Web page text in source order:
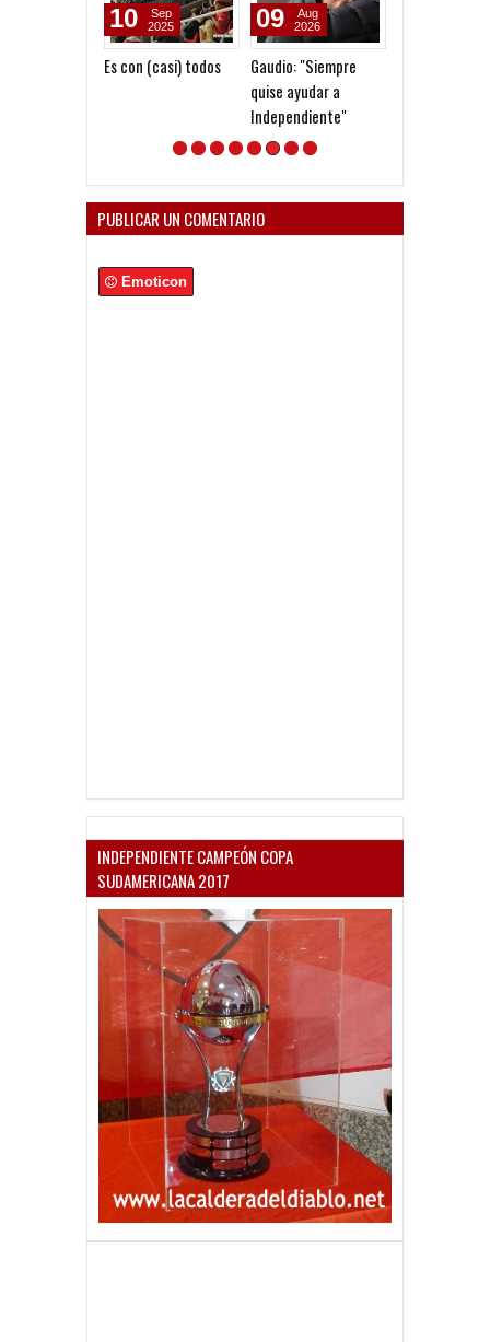
Es con (casi) todos
10
Sep
2025
Gaudio: "Siempre
quise ayudar a
Independiente"
09
Aug
2026
PUBLICAR UN COMENTARIO
Emoticon
INDEPENDIENTE CAMPEÓN COPA
SUDAMERICANA 2017